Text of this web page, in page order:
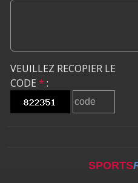
VEUILLEZ RECOPIER LE
CODE * :
SPORTS